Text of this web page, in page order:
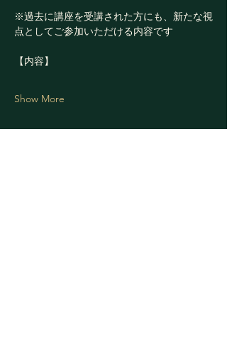
※過去に講座を受講された方にも、新たな視
点としてご参加いただける内容です
【内容】
Show More